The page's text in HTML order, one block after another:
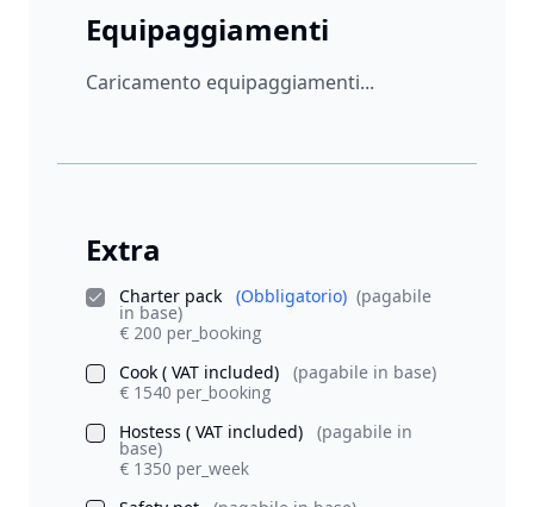
Equipaggiamenti
Caricamento equipaggiamenti...
Extra
Charter pack (Obbligatorio) (pagabile
in base)
€ 200 per_booking
Cook ( VAT included)
(pagabile in base)
€ 1540 per_booking
Hostess ( VAT included)
(pagabile in
base)
€ 1350 per_week